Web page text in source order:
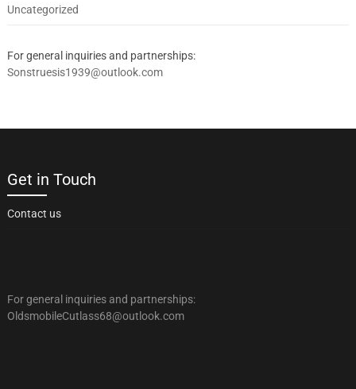
Uncategorized
For general inquiries and partnerships:
Sonstruesis1939@outlook.com
Get in Touch
Contact us
For general inquiries and partnerships:
OldsmobileCutlass68@outlook.com